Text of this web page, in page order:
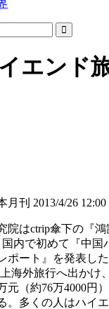
エンド
月刊 2013/4/26 12:00
はctrip傘下の『鴻
国内で初めて『中
ポート』を発表し
海外旅行へ出かけ
元（約76万4000円
。多くの人はハイ